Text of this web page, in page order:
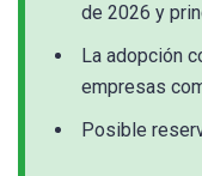
de 2026 y
La adopción
empresas
Posible